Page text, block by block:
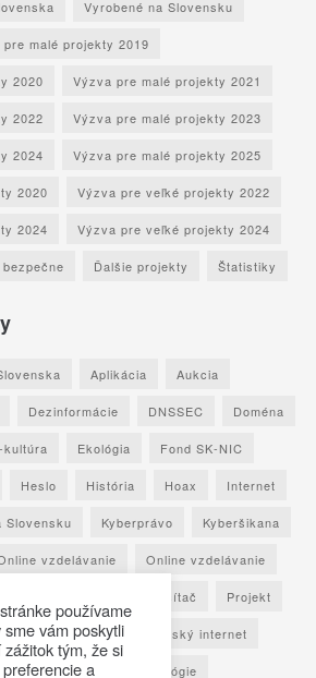
Vyrobené na Slovensku
pre malé projekty 2019
2020 Výzva pre malé projekty 2021
2022 Výzva pre malé projekty 2023
2024 Výzva pre malé projekty 2025
2020 Výzva pre veľké projekty 2022
2024 Výzva pre veľké projekty 2024
Ďalšie projekty Štatistiky
Aplikácia Aukcia
Dezinformácie DNSSEC Doména
kultúra Ekológia Fond SK-NIC
Heslo História Hoax Internet
Slovensku Kyberprávo Kyberšikana
vzdelávanie Online vzdelávanie
Počítač Projekt
Seniori Slovenský internet
Slovensko Technológie
používame
vám poskytli
tým, že si
a